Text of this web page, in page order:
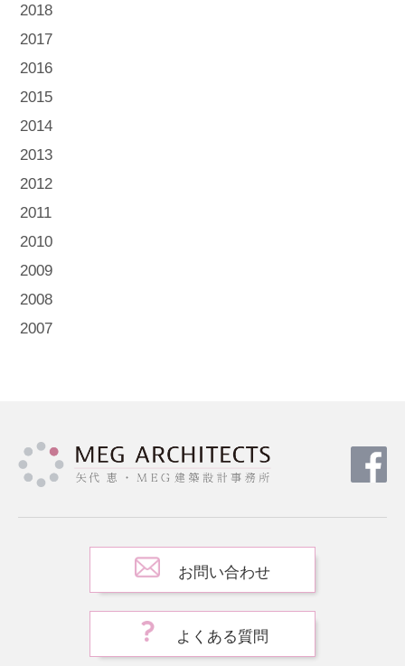
2018
2017
2016
2015
2014
2013
2012
2011
2010
2009
2008
2007
お問い合わせ
よくある質問